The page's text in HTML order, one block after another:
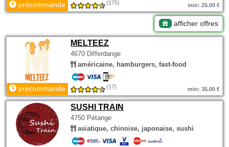
précommande (175) min: 25.00 €
afficher offres
MELTEEZ
4670 Differdange
américaine, hamburgers, fast-food
précommande (17) min: 35.00 €
SUSHI TRAIN
4750 Pétange
asiatique, chinoise, japonaise, sushi